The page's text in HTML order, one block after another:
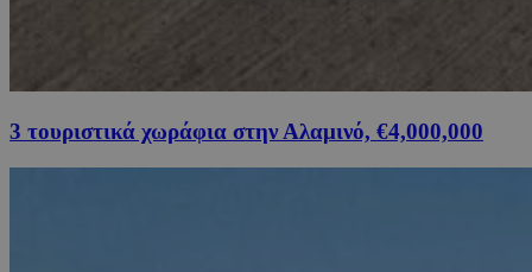
3 τουριστικά χωράφια στην Αλαμινό, €4,000,000